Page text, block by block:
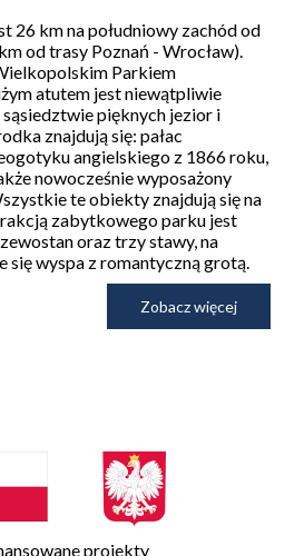
26 km na południowy zachód od
od trasy Poznań - Wrocław).
Parkiem
atutem jest niewątpliwie
pięknych jezior i
znajdują się: pałac
angielskiego z 1866 roku,
nowocześnie wyposażony
te obiekty znajdują się na
zabytkowego parku jest
oraz trzy stawy, na
się wyspa z romantyczną grotą.
Zobacz więcej
projekty